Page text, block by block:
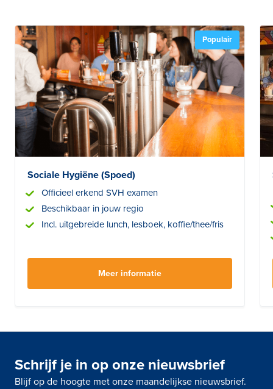
Sociale Hygiëne (Spoed)
Officieel erkend SVH examen
Beschikbaar in jouw regio
Incl. uitgebreide lunch, lesboek, koffie/thee/fris
Populair
Meer informatie
Schrijf je in op onze nieuwsbrief
Blijf op de hoogte met onze maandelijkse nieuwsbrief.